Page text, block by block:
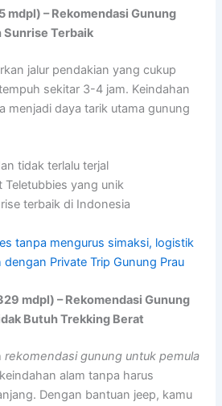
mdpl) – Rekomendasi Gunung
Sunrise Terbaik
jalur pendakian yang cukup
sekitar 3-4 jam. Keindahan
menjadi daya tarik utama gunung
tidak terlalu terjal
yang unik
terbaik di Indonesia
tanpa mengurus simaksi, logistik
Private Trip Gunung Prau
mdpl) – Rekomendasi Gunung
Butuh Trekking Berat
rekomendasi gunung untuk pemula
alam tanpa harus
Dengan bantuan jeep, kamu